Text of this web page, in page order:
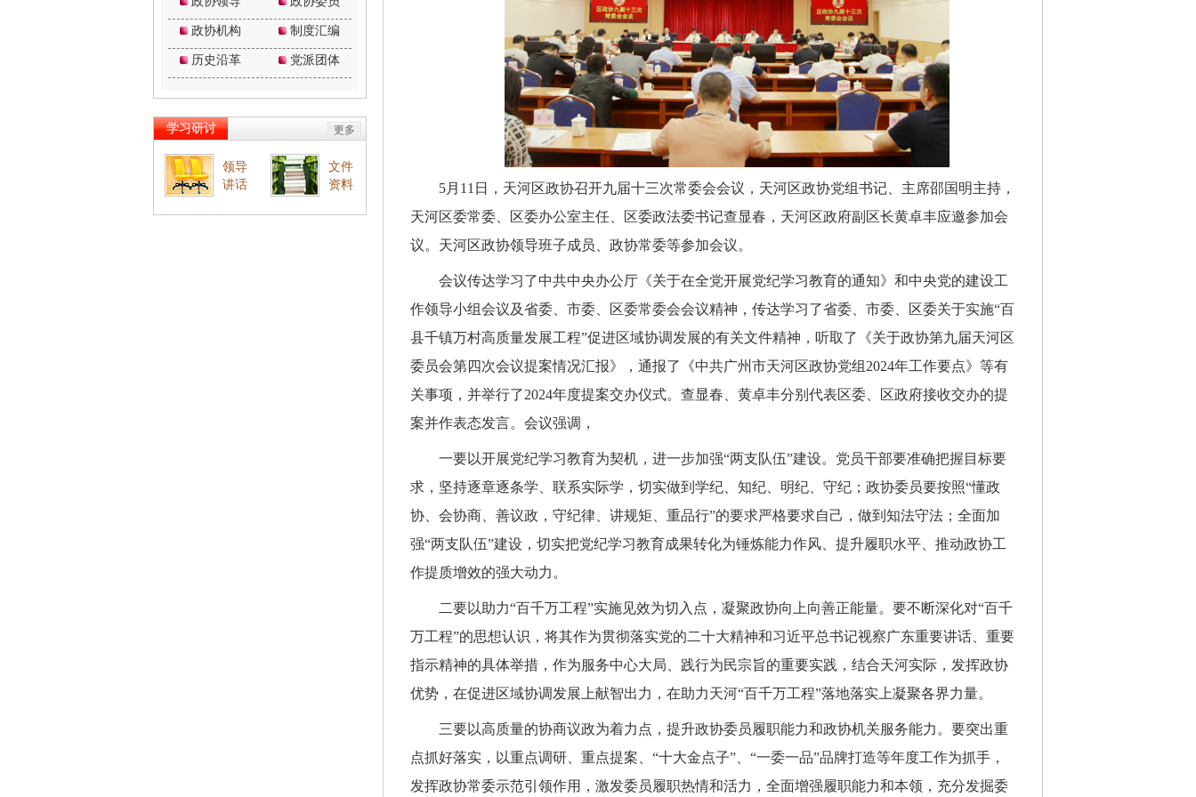
5月11日，天河区政协召开九届十三次常委会会议，天河区政协党组书记、主席邵国明主持，
天河区委常委、区委办公室主任、区委政法委书记查显春，天河区政府副区长黄卓丰应邀参加会
议。天河区政协领导班子成员、政协常委等参加会议。
会议传达学习了中共中央办公厅《关于在全党开展党纪学习教育的通知》和中央党的建设工
作领导小组会议及省委、市委、区委常委会会议精神，传达学习了省委、市委、区委关于实施“百
县千镇万村高质量发展工程”促进区域协调发展的有关文件精神，听取了《关于政协第九届天河区
委员会第四次会议提案情况汇报》，通报了《中共广州市天河区政协党组2024年工作要点》等有
关事项，并举行了2024年度提案交办仪式。查显春、黄卓丰分别代表区委、区政府接收交办的提
案并作表态发言。会议强调，
一要以开展党纪学习教育为契机，进一步加强“两支队伍”建设。党员干部要准确把握目标要
求，坚持逐章逐条学、联系实际学，切实做到学纪、知纪、明纪、守纪；政协委员要按照“懂政
协、会协商、善议政，守纪律、讲规矩、重品行”的要求严格要求自己，做到知法守法；全面加
强“两支队伍”建设，切实把党纪学习教育成果转化为锤炼能力作风、提升履职水平、推动政协工
作提质增效的强大动力。
二要以助力“百千万工程”实施见效为切入点，凝聚政协向上向善正能量。要不断深化对“百千
万工程”的思想认识，将其作为贯彻落实党的二十大精神和习近平总书记视察广东重要讲话、重要
指示精神的具体举措，作为服务中心大局、践行为民宗旨的重要实践，结合天河实际，发挥政协
优势，在促进区域协调发展上献智出力，在助力天河“百千万工程”落地落实上凝聚各界力量。
三要以高质量的协商议政为着力点，提升政协委员履职能力和政协机关服务能力。要突出重
点抓好落实，以重点调研、重点提案、“十大金点子”、“一委一品”品牌打造等年度工作为抓手，
发挥政协常委示范引领作用，激发委员履职热情和活力，全面增强履职能力和本领，充分发掘委